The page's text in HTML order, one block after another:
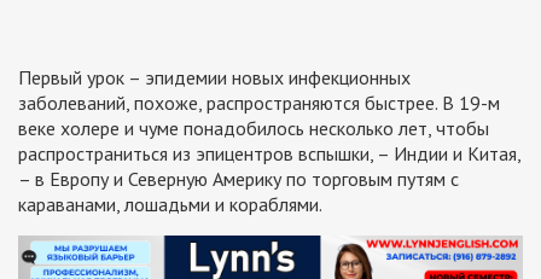
Первый урок – эпидемии новых инфекционных
заболеваний, похоже, распространяются быстрее. В 19-м
веке холере и чуме понадобилось несколько лет, чтобы
распространиться из эпицентров вспышки, – Индии и Китая,
– в Европу и Северную Америку по торговым путям с
караванами, лошадьми и кораблями.